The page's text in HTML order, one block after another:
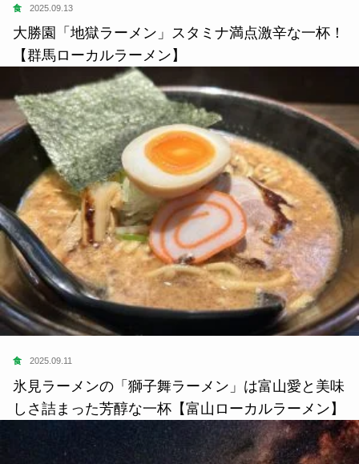
食 2025.09.13
大勝園「地獄ラーメン」スタミナ満点激辛な一杯！
【群馬ローカルラーメン】
食 2025.09.11
氷見ラーメンの「獅子舞ラーメン」は富山愛と美味
しさ詰まった芳醇な一杯【富山ローカルラーメン】